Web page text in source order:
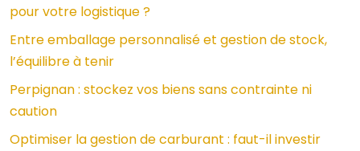
pour votre logistique ?
Entre emballage personnalisé et gestion de stock,
l’équilibre à tenir
Perpignan : stockez vos biens sans contrainte ni
caution
Optimiser la gestion de carburant : faut-il investir